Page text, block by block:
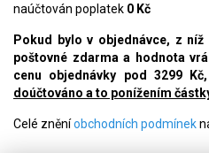
naúčtován poplatek 0 Kč
Pokud bylo v objednávce, z
poštovné zdarma a hodnota
cenu objednávky pod 3299 Kč,
doúčtováno a to ponížením
Celé zněníobchodních podmínek